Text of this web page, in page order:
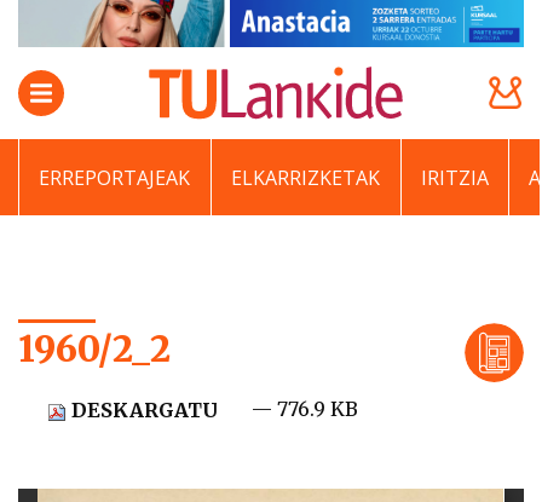
ERREPORTAJEAK ELKARRIZKETAK IRITZIA
1960/2_2
DESKARGATU — 776.9 KB